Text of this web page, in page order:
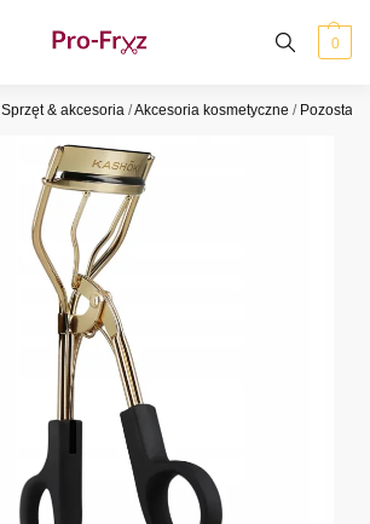
0
Sprzęt & akcesoria /Akcesoria kosmetyczne / Pozostałe